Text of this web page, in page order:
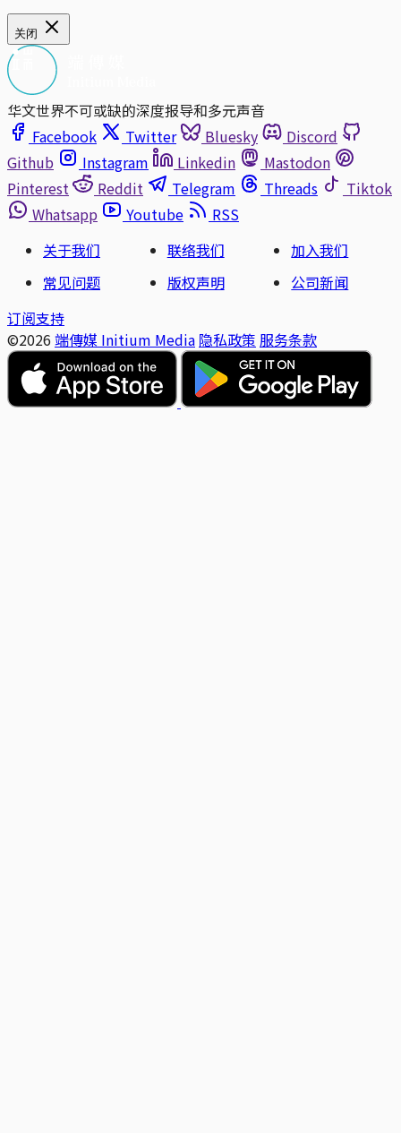
关闭
华文世界不可或缺的深度报导和多元声音
Facebook
Twitter Bluesky
Discord
Github
Instagram Linkedin
Mastodon
Pinterest
Reddit Telegram Threads
Tiktok
Whatsapp
Youtube
RSS
关于我们
联络我们
加入我们
常见问题
版权声明
公司新闻
订阅支持
©2026 端傳媒 Initium Media 隐私政策 服务条款